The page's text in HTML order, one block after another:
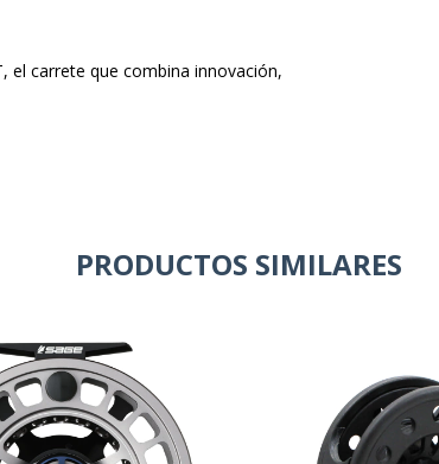
el carrete que combina innovación,
PRODUCTOS SIMILARES